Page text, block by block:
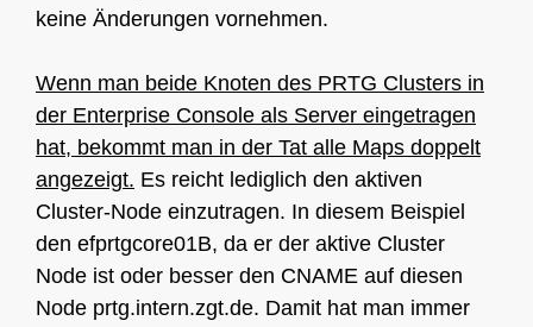
keine Änderungen vornehmen.
Wenn man beide Knoten des PRTG Clusters in
der Enterprise Console als Server eingetragen
hat, bekommt man in der Tat alle Maps doppelt
angezeigt. Es reicht lediglich den aktiven
Cluster-Node einzutragen. In diesem Beispiel
den efprtgcore01B, da er der aktive Cluster
Node ist oder besser den CNAME auf diesen
Node prtg.intern.zgt.de. Damit hat man immer